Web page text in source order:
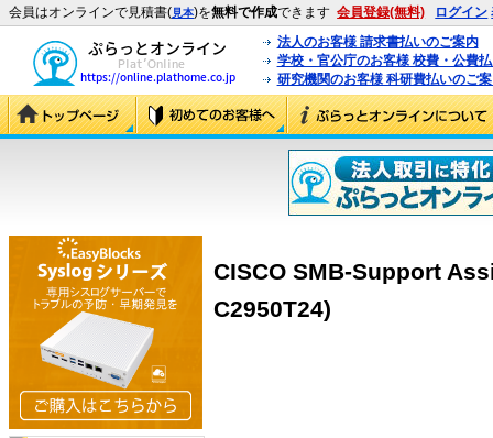
会員はオンラインで見積書(見本)を無料で作成できます 会員登録(無料) ログイン
法人のお客様 請求書払いのご案内
学校・官公庁のお客様 校費・公費
研究機関のお客様 科研費払いのご
CISCO SMB-Support
C2950T24)